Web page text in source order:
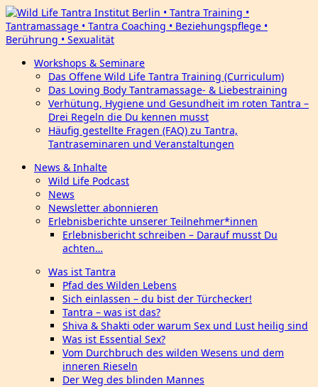
Workshops & Seminare
Das Offene Wild Life Tantra Training (Curriculum)
Das Loving Body Tantramassage- & Liebestraining
Verhütung, Hygiene und Gesundheit im roten Tantra –
Drei Regeln die Du kennen musst
Häufig gestellte Fragen (FAQ) zu Tantra,
Tantraseminaren und Veranstaltungen
News & Inhalte
Wild Life Podcast
News
Newsletter abonnieren
Erlebnisberichte unserer Teilnehmer*innen
Erlebnisbericht schreiben – Darauf musst Du
achten…
Was ist Tantra
Pfad des Wilden Lebens
Sich einlassen – du bist der Türchecker!
Tantra – was ist das?
Shiva & Shakti oder warum Sex und Lust heilig sind
Was ist Essential Sex?
Vom Durchbruch des wilden Wesens und dem
inneren Rieseln
Der Weg des blinden Mannes